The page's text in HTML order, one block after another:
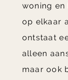
woning
op elkaar
ontstaat
alleen
maar ook